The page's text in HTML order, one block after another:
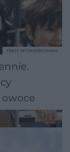
TEKST SPONSOROWANY